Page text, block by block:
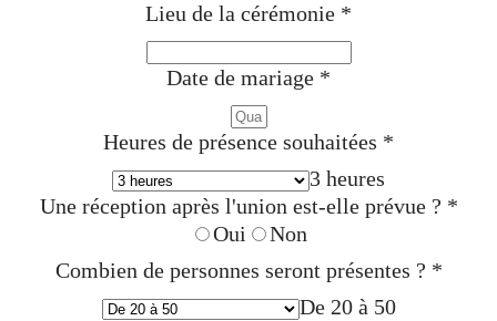
Lieu de la cérémonie *
Date de mariage *
Heures de présence souhaitées *
3 heures
Une réception après l'union est-elle prévue ? *
Oui
Non
Combien de personnes seront présentes ? *
De 20 à 50